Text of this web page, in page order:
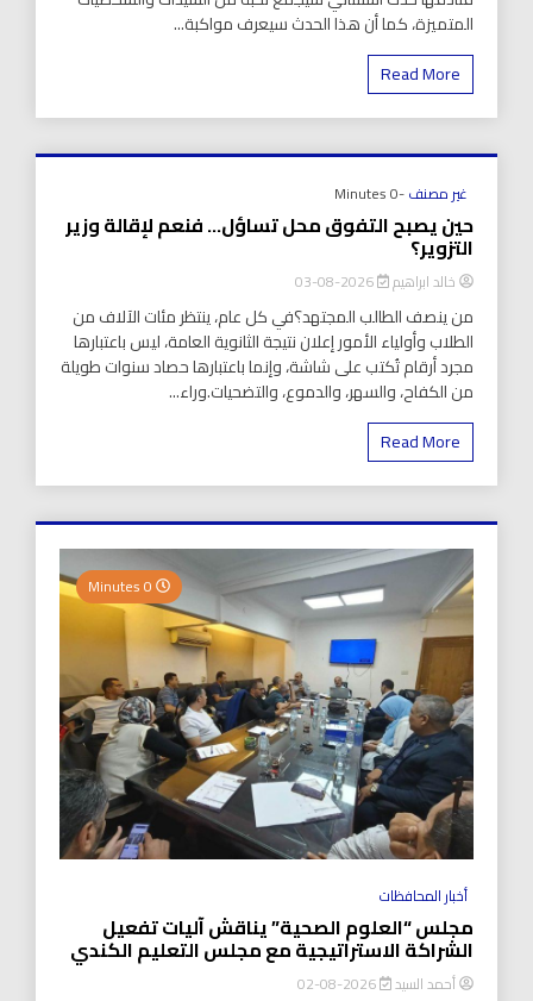
المتميزة، كما أن هذا الحدث سيعرف مواكبة...
Read More
غير مصنف-0 Minutes
حين يصبح التفوق محل تساؤل… فنعم لإقالة وزير
التزوير؟
خالد ابراهيم 2026-08-03
من ينصف الطالب المجتهد؟في كل عام، ينتظر مئات الآلاف من
الطلاب وأولياء الأمور إعلان نتيجة الثانوية العامة، ليس باعتبارها
مجرد أرقام تُكتب على شاشة، وإنما باعتبارها حصاد سنوات طويلة
من الكفاح، والسهر، والدموع، والتضحيات.وراء...
Read More
أخبار المحافظات
مجلس “العلوم الصحية” يناقش آليات تفعيل
الشراكة الاستراتيجية مع مجلس التعليم الكندي
أحمد السيد 2026-08-02